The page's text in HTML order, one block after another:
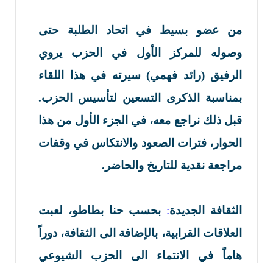
من عضو بسيط في اتحاد الطلبة حتى
وصوله للمركز الأول في الحزب يروي
الرفيق (رائد فهمي) سيرته في هذا اللقاء
بمناسبة الذكرى التسعين لتأسيس الحزب.
قبل ذلك نراجع معه، في الجزء الأول من هذا
الحوار، فترات الصعود والانتكاس في وقفات
مراجعة نقدية للتاريخ والحاضر.
الثقافة الجديدة: بحسب حنا بطاطو، لعبت
العلاقات القرابية، بالإضافة الى الثقافة، دوراً
هاماً في الانتماء الى الحزب الشيوعي